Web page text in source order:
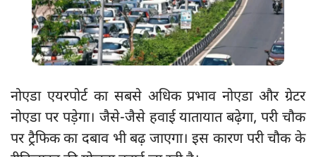
नोएडा एयरपोर्ट का सबसे अधिक प्रभाव नोएडा और ग्रेटर
नोएडा पर पड़ेगा। जैसे-जैसे हवाई यातायात बढ़ेगा, परी चौक
पर ट्रैफिक का दबाव भी बढ़ जाएगा। इस कारण परी चौक के